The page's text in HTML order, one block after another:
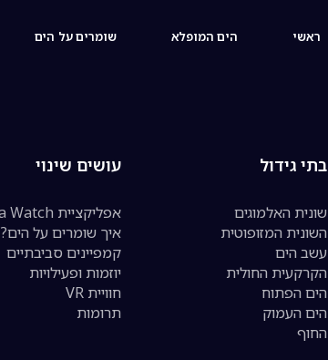
ראשי הים המופלא שומרים על הים
בתי גידול
שונית האלמוגים
השונית המזופוטית
עשב הים
הקרקעית החולית
הים הפתוח
הים העמוק
החוף
עושים שינוי
אפליקציית Sea Watch
איך שומרים על הים?
קמפיינים סביבתיים
יוזמות ופעילויות
חוויית VR
תרומות